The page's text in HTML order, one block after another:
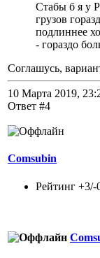
Стабы б я у
грузов
подлиннее
- гораздо
Соглашусь,
10 Марта 2019,
Ответ #4
Comsubin
Рейтинг +3/-